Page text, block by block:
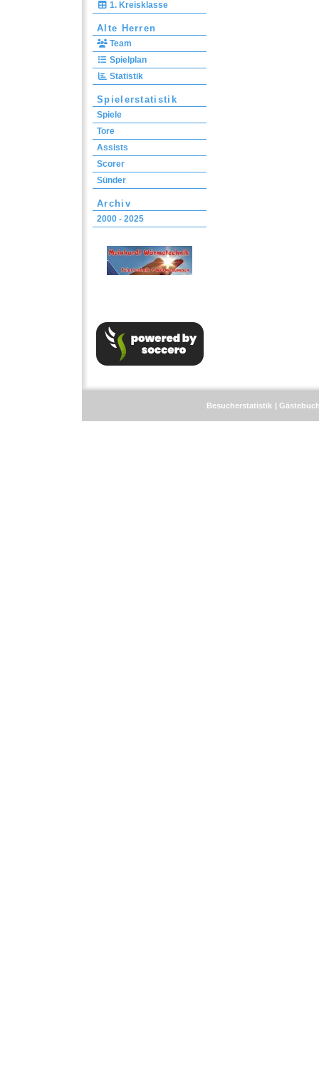
1. Kreisklasse
Alte Herren
Team
Spielplan
Statistik
Spielerstatistik
Spiele
Tore
Assists
Scorer
Sünder
Archiv
2000 - 2025
Besucherstatistik